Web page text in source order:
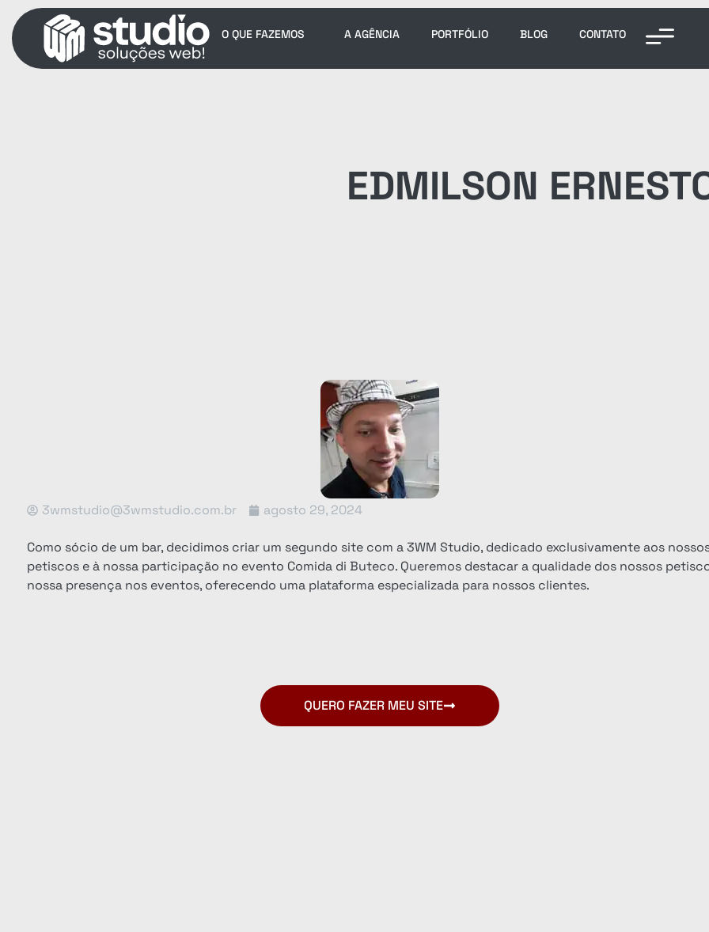
O QUE FAZEMOS A AGÊNCIA PORTFÓLIO BLOG CONTATO
EDMILSON
3wmstudio@3wmstudio.com.br agosto 29, 2024
Como sócio de um bar, decidimos criar um segundo site com a 3WM Studio, dedicado exclusivamente aos
petiscos e à nossa participação no evento Comida di Buteco. Queremos destacar a qualidade dos nossos
nossa presença nos eventos, oferecendo uma plataforma especializada para nossos clientes.
QUERO FAZER MEU SITE